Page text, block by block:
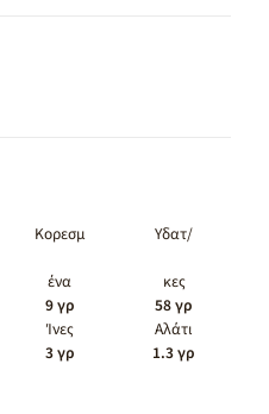
Κορεσμ
ένα
9 γρ
Υδατ/
κες
58 γρ
Ίνες
3 γρ
Αλάτι
1.3 γρ